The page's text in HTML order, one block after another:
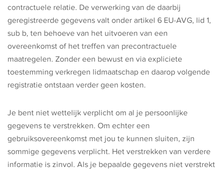
contractuele relatie. De verwerking van de daarbij
geregistreerde gegevens valt onder artikel 6 EU-AVG, lid 1,
sub b, ten behoeve van het uitvoeren van een
overeenkomst of het treffen van precontractuele
maatregelen. Zonder een bewust en via expliciete
toestemming verkregen lidmaatschap en daarop volgende
registratie ontstaan verder geen kosten.
Je bent niet wettelijk verplicht om al je persoonlijke
gegevens te verstrekken. Om echter een
gebruiksovereenkomst met jou te kunnen sluiten, zijn
sommige gegevens verplicht. Het verstrekken van verdere
informatie is zinvol. Als je bepaalde gegevens niet verstrekt